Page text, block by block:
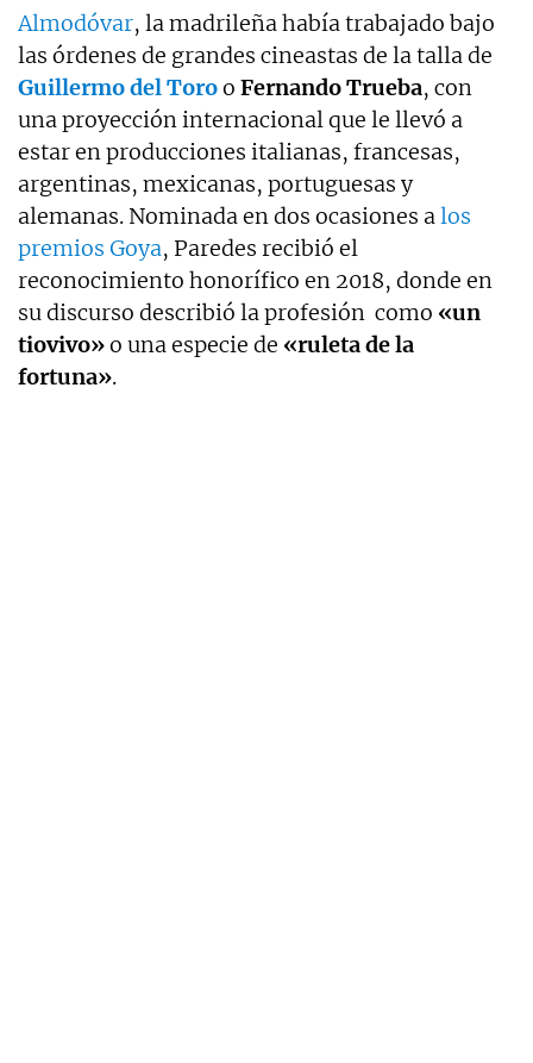
Almodóvar, la madrileña había trabajado bajo
las órdenes de grandes cineastas de la talla de
Guillermo del Toroo Fernando Trueba, con
una proyección internacional que le llevó a
estar en producciones italianas, francesas,
argentinas, mexicanas, portuguesas y
alemanas. Nominada en dos ocasiones alos
premios Goya, Paredes recibió el
reconocimiento honorífico en 2018, donde en
su discurso describió la profesión como «un
tiovivo»o una especie de «ruleta de la
fortuna».